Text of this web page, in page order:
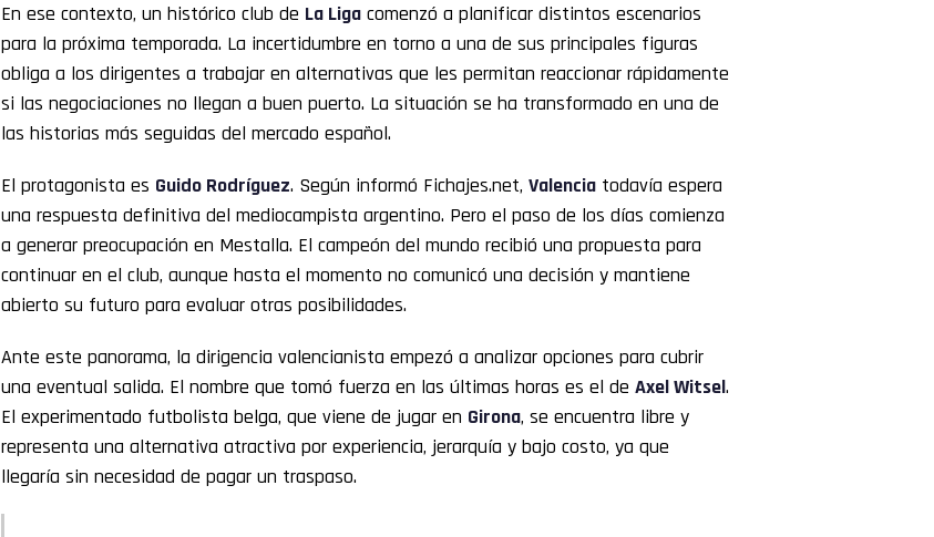
En ese contexto, un histórico club de La Liga comenzó a planificar distintos escenarios
para la próxima temporada. La incertidumbre en torno a una de sus principales figuras
obliga a los dirigentes a trabajar en alternativas que les permitan reaccionar rápidamente
si las negociaciones no llegan a buen puerto. La situación se ha transformado en una de
las historias más seguidas del mercado español.
El protagonista es Guido Rodríguez. Según informó Fichajes.net, Valencia todavía espera
una respuesta definitiva del mediocampista argentino. Pero el paso de los días comienza
a generar preocupación en Mestalla. El campeón del mundo recibió una propuesta para
continuar en el club, aunque hasta el momento no comunicó una decisión y mantiene
abierto su futuro para evaluar otras posibilidades.
Ante este panorama, la dirigencia valencianista empezó a analizar opciones para cubrir
una eventual salida. El nombre que tomó fuerza en las últimas horas es el de Axel Witsel.
El experimentado futbolista belga, que viene de jugar en Girona, se encuentra libre y
representa una alternativa atractiva por experiencia, jerarquía y bajo costo, ya que
llegaría sin necesidad de pagar un traspaso.